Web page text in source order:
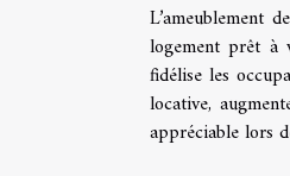
L’ameublement
logement prêt à
fidélise les
locative,
appréciable lors